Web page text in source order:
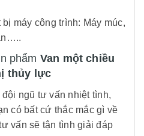
máy công trình: Máy múc,
phẩm Van một chiều
thủy lực
ngũ tư vấn nhiệt tình,
có bất cứ thắc mắc gì về
vấn sẽ tận tình giải đáp